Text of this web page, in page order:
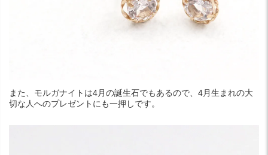
また、モルガナイトは4月の誕生石でもあるので、4月生まれの大
切な人へのプレゼントにも一押しです。